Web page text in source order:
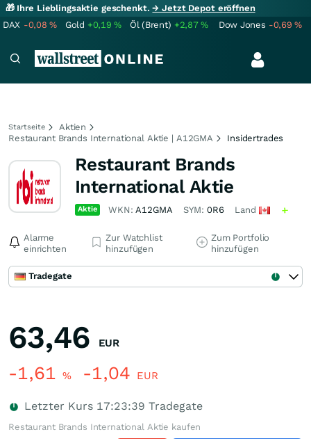
🎁 Ihre Lieblingsaktie geschenkt.→ Jetzt Depot eröffnen
DAX -0,08% Gold +0,19% Öl (Brent) +2,87% Dow Jones -0,69%
Startseite
Aktien
Restaurant Brands International Aktie | A12GMA
Insidertrades
Restaurant Brands
International Aktie
Aktie WKN:A12GMA SYM: 0R6 Land
Alarme
einrichten
Zur Watchlist
hinzufügen
Zum Portfolio
hinzufügen
Tradegate
63,46 EUR
-1,61 % -1,04 EUR
Letzter Kurs 17:23:39 Tradegate
Restaurant Brands International Aktie kaufen